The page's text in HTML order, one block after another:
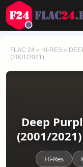
FLAC 24 » HI-RES »
(2001/2021)
Deep
(2001/
Hi-Res